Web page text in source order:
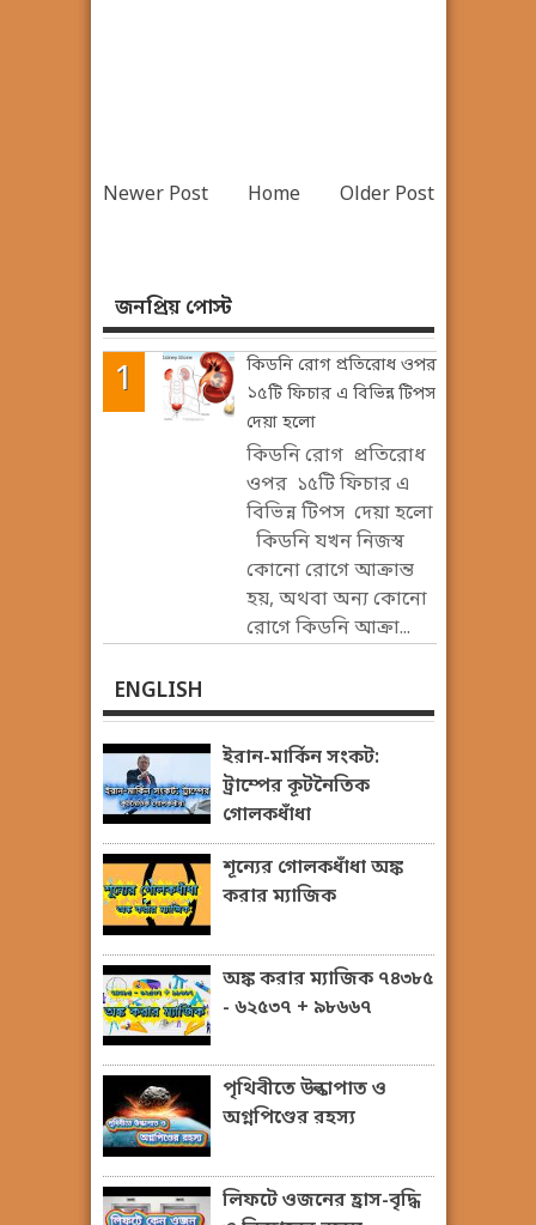
Newer Post Older Post
Home
জনপ্রিয় পোস্ট
কিডনি রোগ প্রতিরোধ ওপর
১৫টি ফিচার এ বিভিন্ন টিপস
দেয়া হলো
কিডনি রোগ প্রতিরোধ
ওপর ১৫টি ফিচার এ
বিভিন্ন টিপস দেয়া হলো
কিডনি যখন নিজস্ব
কোনো রোগে আক্রান্ত
হয়, অথবা অন্য কোনো
রোগে কিডনি আক্রা...
ENGLISH
ইরান-মার্কিন সংকট:
ট্রাম্পের কূটনৈতিক
গোলকধাঁধা
শূন্যের গোলকধাঁধা অঙ্ক
করার ম্যাজিক
অঙ্ক করার ম্যাজিক ৭৪৩৮৫
- ৬২৫৩৭ + ৯৮৬৬৭
পৃথিবীতে উল্কাপাত ও
অগ্নপিণ্ডের রহস্য
লিফটে ওজনের হ্রাস-বৃদ্ধি